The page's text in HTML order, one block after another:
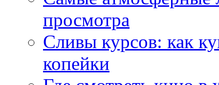
просмотра
Сливы курсов: как
копейки